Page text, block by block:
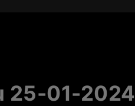
25-01-2024